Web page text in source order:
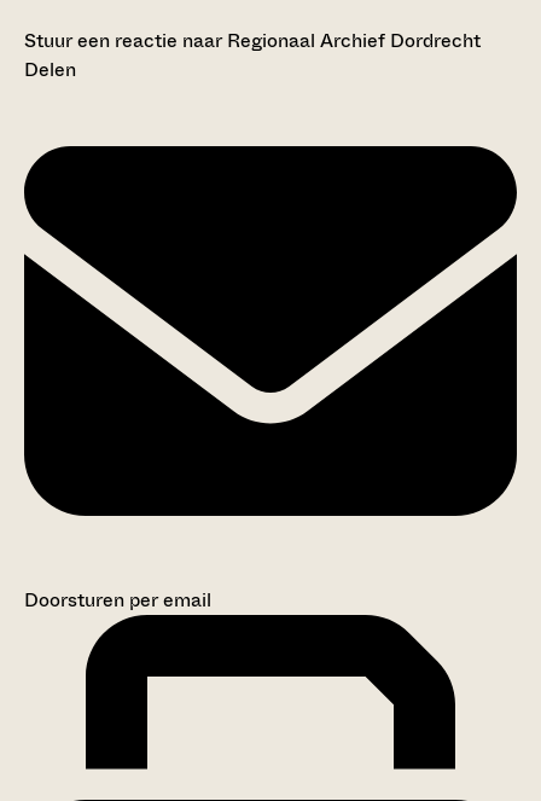
Stuur een reactie naar Regionaal Archief Dordrecht
Delen
Doorsturen per email